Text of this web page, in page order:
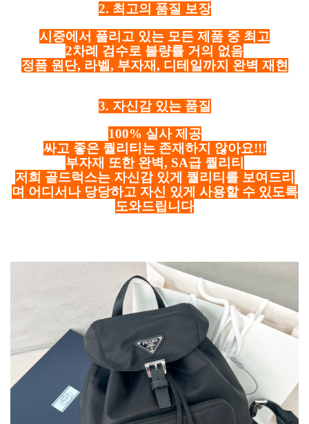
2. 최고의 품질 보장
시중에서 풀리고 있는 모든 제품 중 최고
2차례 검수로 불량률 거의 없음
정품 원단, 라벨, 부자재, 디테일까지 완벽 재현
3. 자신감 있는 품질
100% 실사 제공
싸고 좋은 퀄리티는 존재하지 않아요!!!
부자재 또한 완벽, SA급 퀄리티
저희 골드럭스는 자신감 있게 퀄리티를 보여드리
며 어디서나 당당하고 자신 있게 사용할 수 있도록
도와드립니다